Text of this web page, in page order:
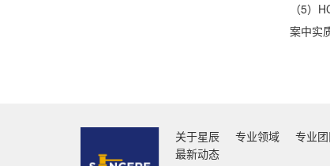
（5）
案中实
关于星辰 专业领域 专业
最新动态